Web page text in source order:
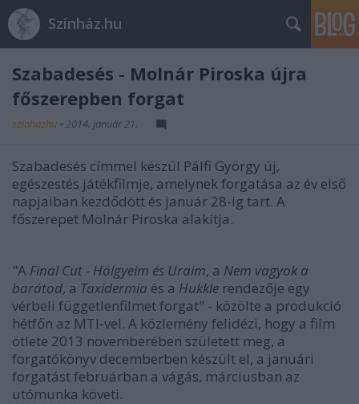
Színház.hu
Szabadesés - Molnár Piroska újra
főszerepben forgat
szinhazhu • 2014. január 21.
Szabadesés címmel készül Pálfi György új,
egészestés játékfilmje, amelynek forgatása az év első
napjaiban kezdődött és január 28-ig tart. A
főszerepet Molnár Piroska alakítja.
"A Final Cut - Hölgyeim és Uraim, a Nem vagyok a
barátod, a Taxidermia és a Hukkle rendezője egy
vérbeli függetlenfilmet forgat" - közölte a produkció
hétfőn az MTI-vel. A közlemény felidézi, hogy a film
ötlete 2013 novemberében született meg, a
forgatókönyv decemberben készült el, a januári
forgatást februárban a vágás, márciusban az
utómunka követi.